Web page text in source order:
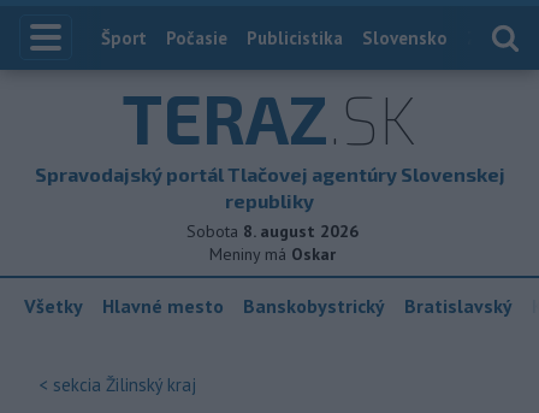
Index
Šport Počasie Publicistika Slovensko
TERAZ.SK
Spravodajský portál Tlačovej agentúry Slovenskej
republiky
Sobota 8. august 2026
Meniny má Oskar
Všetky Hlavné mesto Banskobystrický Bratislavský
< sekcia Žilinský kraj